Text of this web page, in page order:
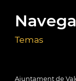
Temas
Ajuntament de